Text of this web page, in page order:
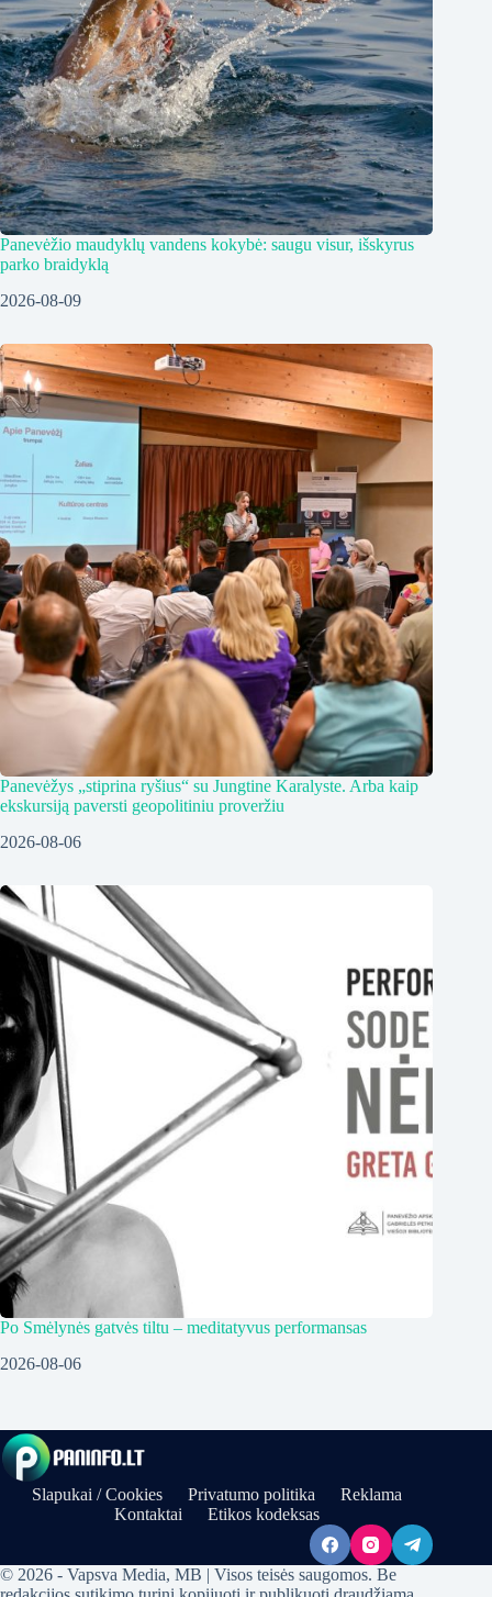
Panevėžio maudyklų vandens kokybė: saugu visur, išskyrus
parko braidyklą
2026-08-09
Panevėžys „stiprina ryšius“ su Jungtine Karalyste. Arba kaip
ekskursiją paversti geopolitiniu proveržiu
2026-08-06
Po Smėlynės gatvės tiltu – meditatyvus performansas
2026-08-06
Slapukai / Cookies Privatumo politika
Reklama
Kontaktai
Etikos kodeksas
© 2026 - Vapsva Media, MB | Visos teisės saugomos. Be